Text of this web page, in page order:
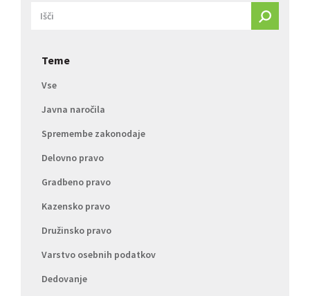
Teme
Vse
Javna naročila
Spremembe zakonodaje
Delovno pravo
Gradbeno pravo
Kazensko pravo
Družinsko pravo
Varstvo osebnih podatkov
Dedovanje